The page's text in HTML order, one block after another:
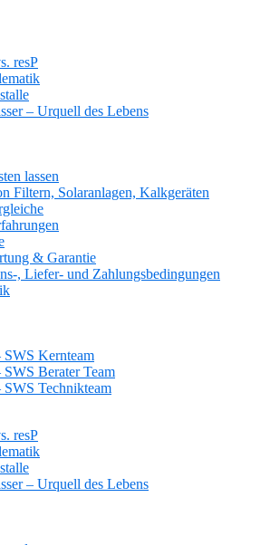
resP
– Urquell des Lebens
lassen
Filtern, Solaranlagen, Kalkgeräten
& Garantie
, Liefer- und Zahlungsbedingungen
Kernteam
Berater Team
Technikteam
resP
– Urquell des Lebens